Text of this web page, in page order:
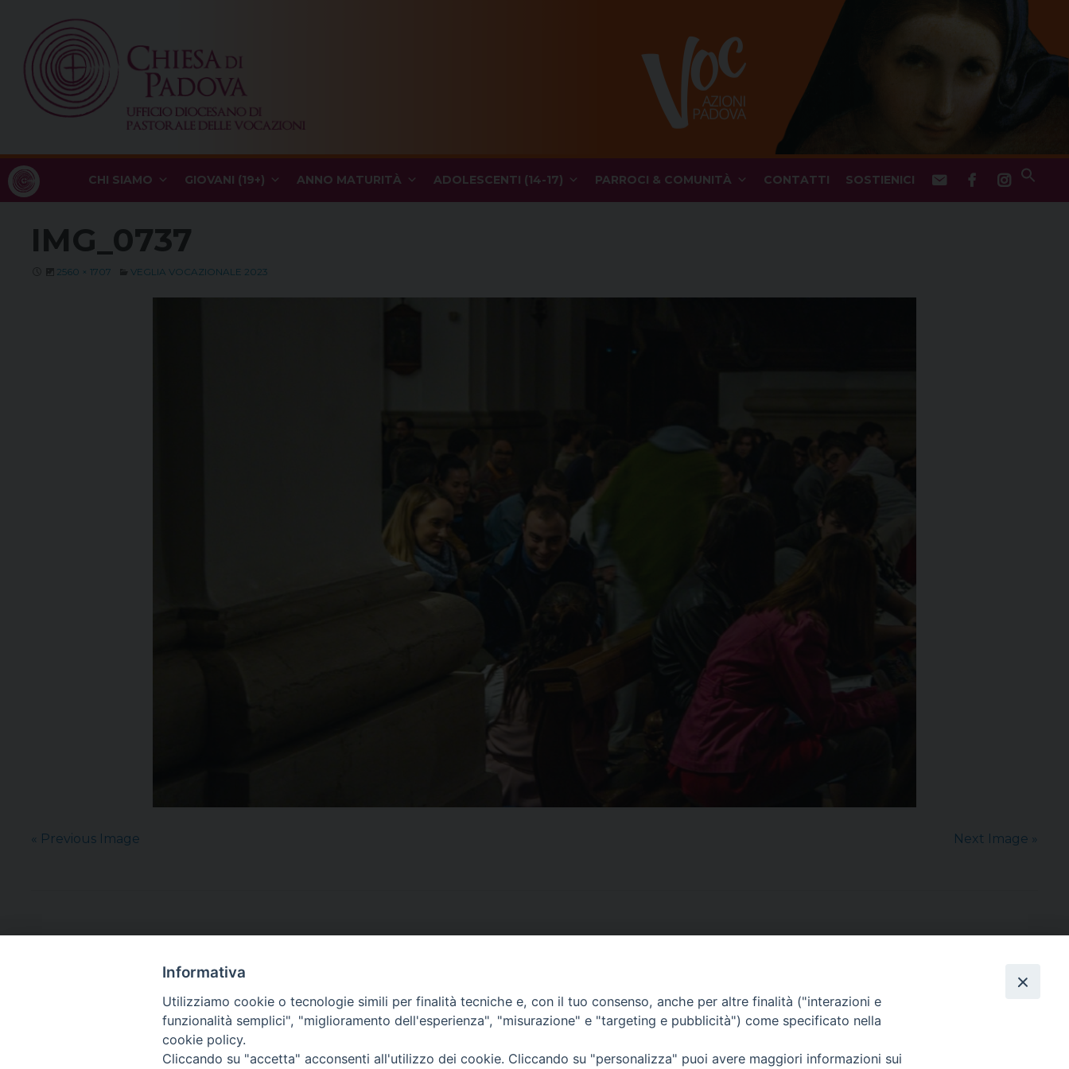
content
CHI SIAMO GIOVANI (19+) ANNO MATURITÀ ADOLESCENTI (14-17) PARROCI & COMUNITÀ CONTATTI SOSTIENICI
IMG_0737
2560 × 1707 VEGLIA VOCAZIONALE 2023
« Previous Image Next Image »
CONTATTI
via Bonporti, 20 – 35141 Padova
via Valmarana, 20 – 35133 Padova
Informativa
Utilizziamo cookie o tecnologie simili per finalità tecniche e, con il tuo consenso, anche per altre finalità ("interazioni e
funzionalità semplici", "miglioramento dell'esperienza", "misurazione" e "targeting e pubblicità") come specificato nella
cookie policy.
Cliccando su "accetta" acconsenti all'utilizzo dei cookie. Cliccando su "personalizza" puoi avere maggiori informazioni sui